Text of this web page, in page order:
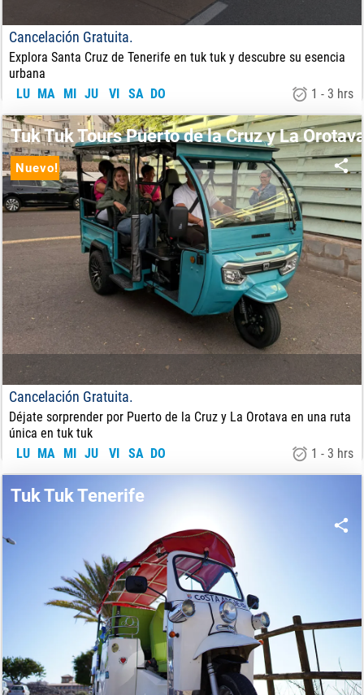
Cancelación Gratuita.
Explora Santa Cruz de Tenerife en tuk tuk y descubre su esencia
urbana
LU MA MI JU VI SA DO 1 - 3 hrs
DE:25.00€
Nuevo!
Tuk Tuk Tours Puerto de la Cruz y La
Cancelación Gratuita.
Déjate sorprender por Puerto de la Cruz y La Orotava en una ruta
única en tuk tuk
LU MA MI JU VI SA DO 1 - 3 hrs
Tuk Tuk Tenerife